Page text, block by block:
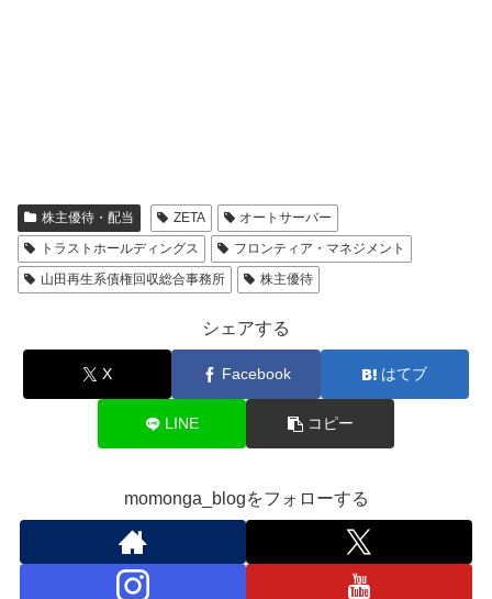
株主優待・配当 ZETA
オートサーバー
トラストホールディングス
フロンティア・マネジメント
山田再生系債権回収総合事務所
株主優待
シェアする
X Facebook はてブ
LINE コピー
momonga_blogをフォローする